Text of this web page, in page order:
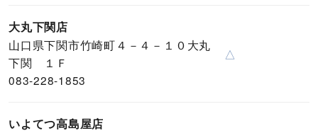
大丸下関店
山口県下関市竹崎町４－４－１０大丸
下関 １Ｆ
083-228-1853
△
いよてつ高島屋店